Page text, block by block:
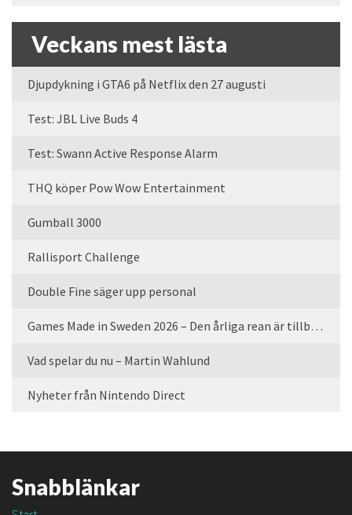
Veckans mest lästa
Djupdykning i GTA6 på Netflix den 27 augusti
Test: JBL Live Buds 4
Test: Swann Active Response Alarm
THQ köper Pow Wow Entertainment
Gumball 3000
Rallisport Challenge
Double Fine säger upp personal
Games Made in Sweden 2026 – Den årliga rean är tillbaka
Vad spelar du nu – Martin Wahlund
Nyheter från Nintendo Direct
Snabblänkar